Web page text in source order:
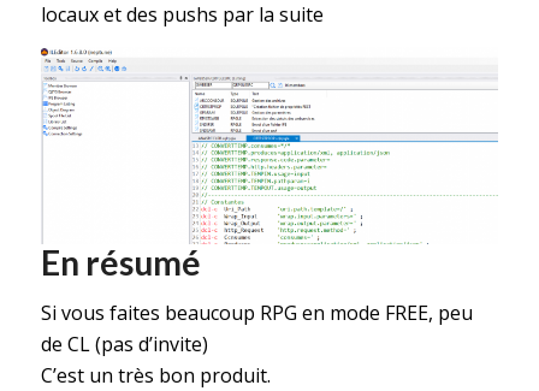
locaux et des pushs par la suite
En résumé
Si vous faites beaucoup RPG en mode FREE, peu
de CL (pas d’invite)
C’est un très bon produit.